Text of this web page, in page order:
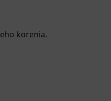
korenia.